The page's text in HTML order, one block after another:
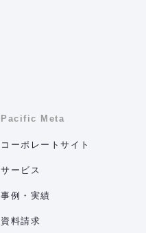
Pacific Meta
コーポレートサイト
サービス
事例・実績
資料請求